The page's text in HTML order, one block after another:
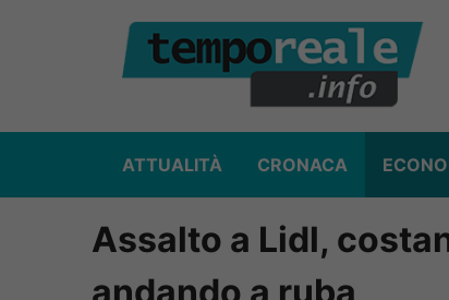
ATTUALITÀ CRONACA
Assalto a Lidl,